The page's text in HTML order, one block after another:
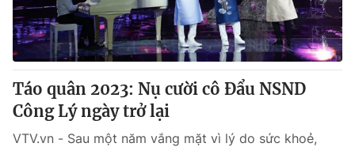
Táo quân 2023: Nụ cười cô Đẩu NSND
Công Lý ngày trở lại
VTV.vn - Sau một năm vắng mặt vì lý do sức khoẻ,